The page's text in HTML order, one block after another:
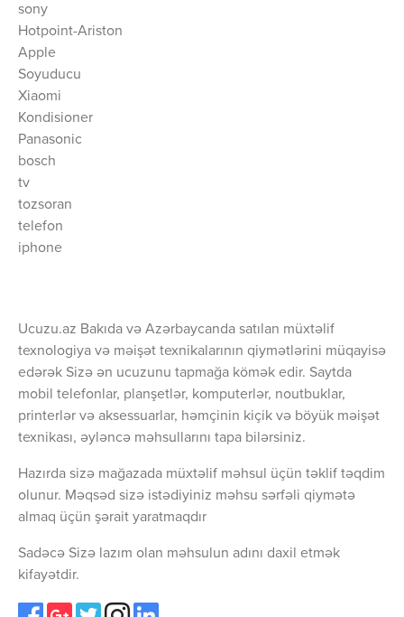
sony
Hotpoint-Ariston
Apple
Soyuducu
Xiaomi
Kondisioner
Panasonic
bosch
tv
tozsoran
telefon
iphone
Ucuzu.az Bakıda və Azərbaycanda satılan müxtəlif
texnologiya və məişət texnikalarının qiymətlərini müqayisə
edərək Sizə ən ucuzunu tapmağa kömək edir. Saytda
mobil telefonlar, planşetlər, komputerlər, noutbuklar,
printerlər və aksessuarlar, həmçinin kiçik və böyük məişət
texnikası, əyləncə məhsullarını tapa bilərsiniz.
Hazırda sizə mağazada müxtəlif məhsul üçün təklif təqdim
olunur. Məqsəd sizə istədiyiniz məhsu sərfəli qiymətə
almaq üçün şərait yaratmaqdır
Sadəcə Sizə lazım olan məhsulun adını daxil etmək
kifayətdir.